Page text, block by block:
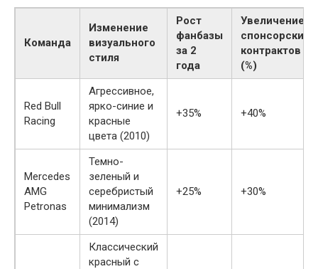
Команда
Изменение
визуального
стиля
Рост
фанбазы
за 2
года
Увеличение
спонсорских
контрактов
(%)
Red Bull
Racing
Агрессивное,
ярко-синие и
красные
цвета (2010)
+35% +40%
Mercedes
AMG
Petronas
Темно-
зеленый и
серебристый
минимализм
(2014)
+25% +30%
Классический
красный с